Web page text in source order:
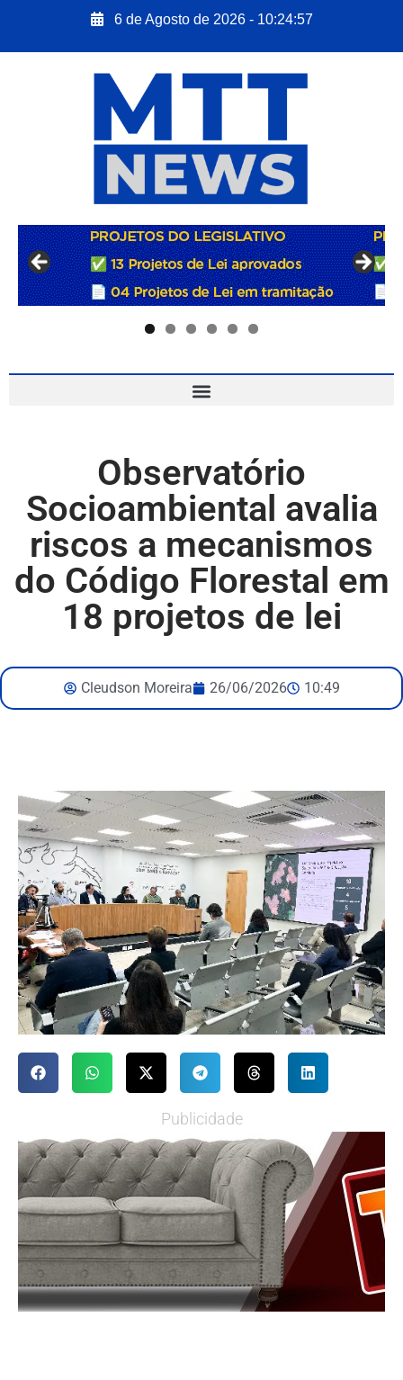
6 de Agosto de 2026 - 10:24:58
Observatório
Socioambiental avalia
riscos a mecanismos
do Código Florestal em
18 projetos de lei
Cleudson Moreira 26/06/2026 10:49
Publicidade